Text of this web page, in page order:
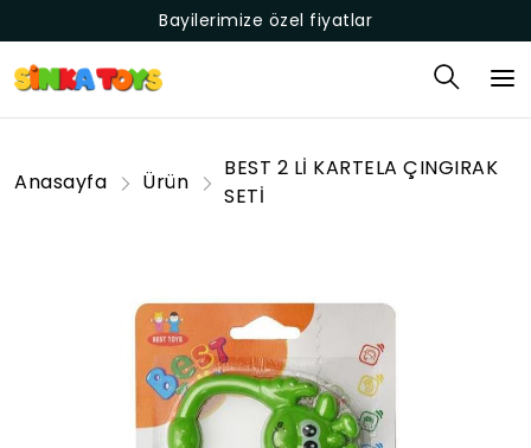
Bayilerimize özel fiyatlar
Anasayfa Ürün
BEST 2 Lİ KARTELA ÇINGIRAK
SETİ